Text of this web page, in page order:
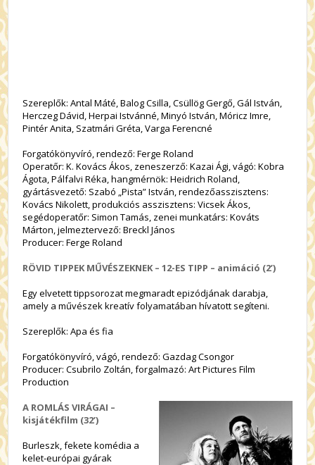
Szereplők: Antal Máté, Balog Csilla, Csüllög Gergő, Gál István,
Herczeg Dávid, Herpai Istvánné, Minyó István, Móricz Imre,
Pintér Anita, Szatmári Gréta, Varga Ferencné
Forgatókönyvíró, rendező: Ferge Roland
Operatőr: K. Kovács Ákos, zeneszerző: Kazai Ági, vágó: Kobra
Ágota, Pálfalvi Réka, hangmérnök: Heidrich Roland,
gyártásvezető: Szabó „Pista” István, rendezőasszisztens:
Kovács Nikolett, produkciós asszisztens: Vicsek Ákos,
segédoperatőr: Simon Tamás, zenei munkatárs: Kováts
Márton, jelmeztervező: Breckl János
Producer: Ferge Roland
RÖVID TIPPEK MŰVÉSZEKNEK – 12-ES TIPP – animáció (2’)
Egy elvetett tippsorozat megmaradt epizódjának darabja,
amely a művészek kreatív folyamatában hívatott segíteni.
Szereplők: Apa és fia
Forgatókönyvíró, vágó, rendező: Gazdag Csongor
Producer: Csubrilo Zoltán, forgalmazó: Art Pictures Film
Production
A ROMLÁS VIRÁGAI –
kisjátékfilm (32’)
Burleszk, fekete komédia a
kelet-európai gyárak